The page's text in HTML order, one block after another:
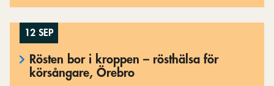
12 SEP
Rösten bor i kroppen – rösthälsa för
körsångare, Örebro